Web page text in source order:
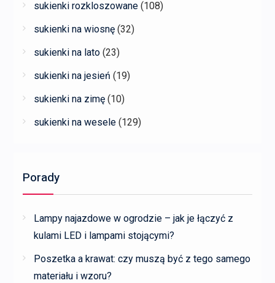
sukienki rozkloszowane (108)
sukienki na wiosnę (32)
sukienki na lato (23)
sukienki na jesień (19)
sukienki na zimę (10)
sukienki na wesele (129)
Porady
Lampy najazdowe w ogrodzie – jak je łączyć z
kulami LED i lampami stojącymi?
Poszetka a krawat: czy muszą być z tego samego
materiału i wzoru?